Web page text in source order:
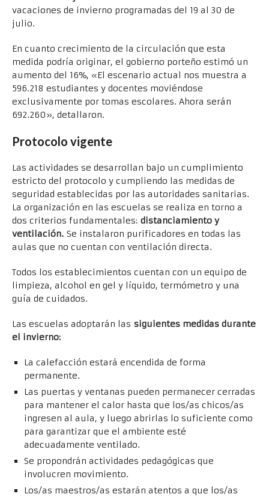
vacaciones de invierno programadas del 19 al 30 de
julio.
En cuanto crecimiento de la circulación que esta
medida podría originar, el gobierno porteño estimó un
aumento del 16%, «El escenario actual nos muestra a
596.218 estudiantes y docentes moviéndose
exclusivamente por tomas escolares. Ahora serán
692.260», detallaron.
Protocolo vigente
Las actividades se desarrollan bajo un cumplimiento
estricto del protocolo y cumpliendo las medidas de
seguridad establecidas por las autoridades sanitarias.
La organización en las escuelas se realiza en torno a
dos criterios fundamentales: distanciamiento y
ventilación. Se instalaron purificadores en todas las
aulas que no cuentan con ventilación directa.
Todos los establecimientos cuentan con un equipo de
limpieza, alcohol en gel y líquido, termómetro y una
guía de cuidados.
Las escuelas adoptarán las siguientes medidas durante
el invierno:
La calefacción estará encendida de forma
permanente.
Las puertas y ventanas pueden permanecer cerradas
para mantener el calor hasta que los/as chicos/as
ingresen al aula, y luego abrirlas lo suficiente como
para garantizar que el ambiente esté
adecuadamente ventilado.
Se propondrán actividades pedagógicas que
involucren movimiento.
Los/as maestros/as estarán atentos a que los/as